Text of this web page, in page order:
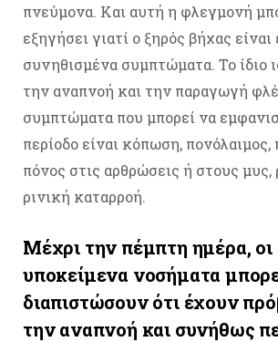
πνεύμονα. Και αυτή η φλεγμονή
εξηγήσει γιατί ο ξηρός βήχας
συνηθισμένα συμπτώματα. Το ίδιο
την αναπνοή και την παραγωγή
συμπτώματα που μπορεί να
περίοδο είναι κόπωση,
πόνος στις αρθρώσεις ή στους μυς,
ρινική καταρροή.
Μέχρι την πέμπτη ημέρα, οι
υποκείμενα νοσήματα
διαπιστώσουν ότι έχουν
την αναπνοή και συνήθως